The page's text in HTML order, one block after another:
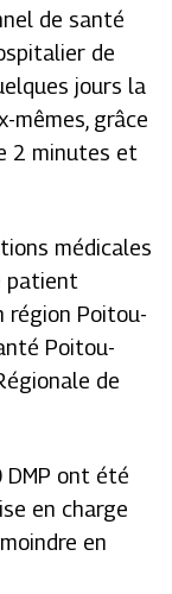
de santé
de
jours la
mêmes, grâce
2 minutes et
médicales
patient
région Poitou-
Poitou-
de
DMP ont été
en charge
en